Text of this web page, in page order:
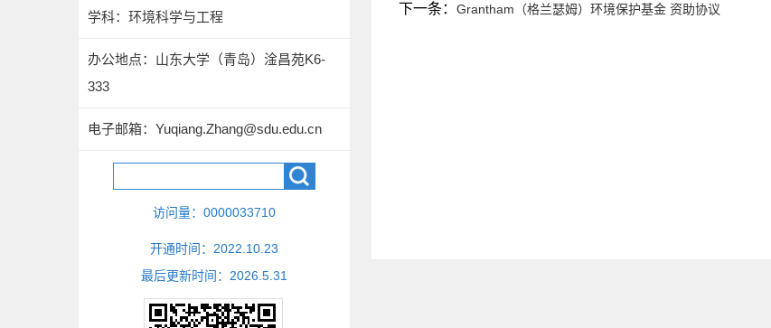
学科：环境科学与工程
办公地点：山东大学（青岛）淦昌苑K6-
333
电子邮箱： Yuqiang.Zhang@sdu.edu.cn
访问量： 0000033710
开通时间： 2022 10 23
最后更新时间： 2026 5 31
下一条： Grantham（格兰瑟姆）环境保护基金 资助协议